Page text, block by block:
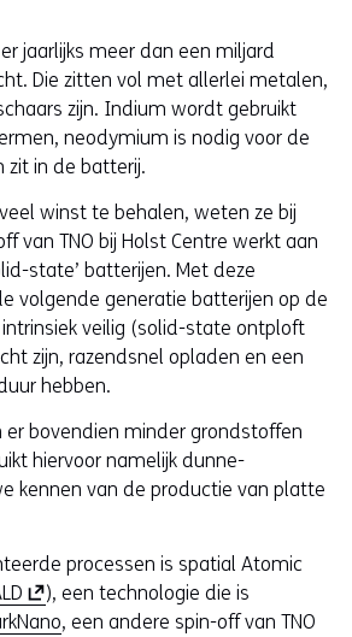
jaarlijks meer dan een miljard
Die zitten vol met allerlei metalen,
zijn. Indium wordt gebruikt
neodymium is nodig voor de
zit in de batterij.
winst te behalen, weten ze bij
van TNO bij Holst Centre werkt aan
state’ batterijen. Met deze
volgende generatie batterijen op de
veilig (solid-state ontploft
zijn, razendsnel opladen en een
hebben.
er bovendien minder grondstoffen
hiervoor namelijk dunne-
kennen van de productie van platte
processen is spatial Atomic
(
o
), een technologie die is
, een andere spin-off van TNO